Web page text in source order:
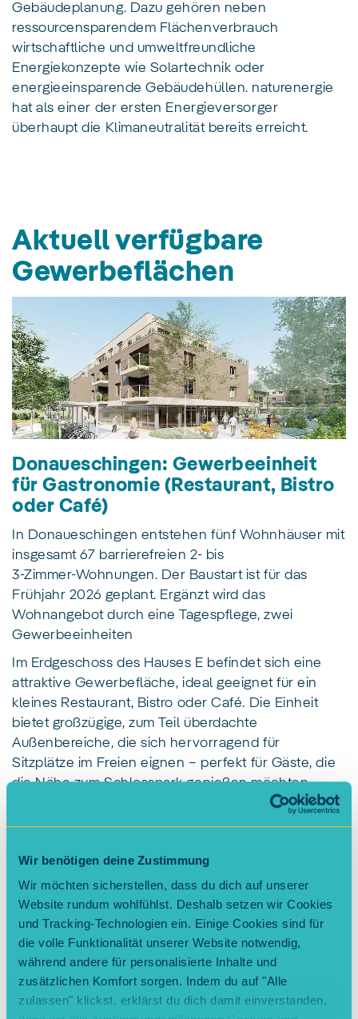
Wir benötigen deine Zustimmung
Wir möchten sicherstellen, dass du dich auf unserer
Website rundum wohlfühlst. Deshalb setzen wir Cookies
und Tracking-Technologien ein. Einige Cookies sind für
die volle Funktionalität unserer Website notwendig,
während andere für personalisierte Inhalte und
zusätzlichen Komfort sorgen. Indem du auf "Alle
zulassen" klickst, erklärst du dich damit einverstanden,
Gebäudeplanung. Dazu gehören neben
ressourcensparendem Flächenverbrauch
wirtschaftliche und umweltfreundliche
Energiekonzepte wie Solartechnik oder
energieeinsparende Gebäudehüllen. naturenergie
hat als einer der ersten Energieversorger
überhaupt die Klimaneutralität bereits erreicht.
Aktuell verfügbare
Gewerbeflächen
Donaueschingen: Gewerbeeinheit
für Gastronomie (Restaurant, Bistro
oder Café)
In Donaueschingen entstehen fünf Wohnhäuser mit
insgesamt 67 barrierefreien 2- bis
3‑Zimmer‑Wohnungen. Der Baustart ist für das
Frühjahr 2026 geplant. Ergänzt wird das
Wohnangebot durch eine Tagespflege, zwei
Gewerbeeinheiten
Im Erdgeschoss des Hauses E befindet sich eine
attraktive Gewerbefläche, ideal geeignet für ein
kleines Restaurant, Bistro oder Café. Die Einheit
bietet großzügige, zum Teil überdachte
Außenbereiche, die sich hervorragend für
Sitzplätze im Freien eignen – perfekt für Gäste, die
die Nähe zum Schlosspark genießen möchten.
Dann freuen wir uns auf dieKontaktaufnahme!
Mehr zum Projekt